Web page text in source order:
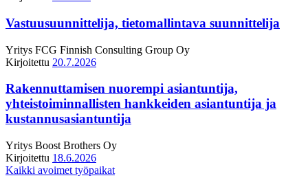
Vastuusuunnittelija, tietomallintava suunnittelija
Yritys FCG Finnish Consulting Group Oy
Kirjoitettu 20.7.2026
Rakennuttamisen nuorempi asiantuntija,
yhteistoiminnallisten hankkeiden asiantuntija ja
kustannusasiantuntija
Yritys Boost Brothers Oy
Kirjoitettu 18.6.2026
Kaikki avoimet työpaikat